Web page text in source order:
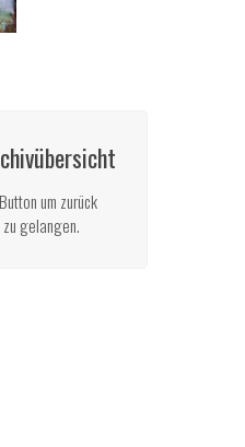
um zurück
gelangen.